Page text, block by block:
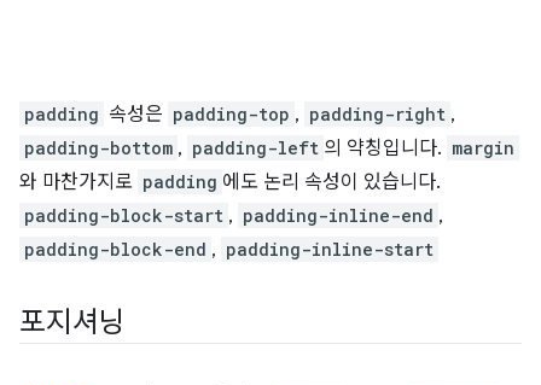
padding 속성은 padding-top , padding-right ,
padding-bottom , padding-left 의 약칭입니다. margin
와 마찬가지로 padding 에도 논리 속성이 있습니다.
padding-block-start , padding-inline-end ,
padding-block-end , padding-inline-start
포지셔닝